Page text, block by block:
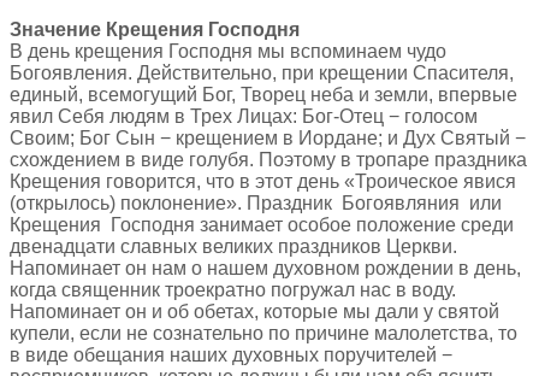
Значение Крещения Господня
В день крещения Господня мы вспоминаем чудо
Богоявления. Действительно, при крещении Спасителя,
единый, всемогущий Бог, Творец неба и земли, впервые
явил Себя людям в Трех Лицах: Бог-Отец − голосом
Своим; Бог Сын − крещением в Иордане; и Дух Святый −
схождением в виде голубя. Поэтому в тропаре праздника
Крещения говорится, что в этот день «Троическое явися
(открылось) поклонение». Праздник Богоявляния или
Крещения Господня занимает особое положение среди
двенадцати славных великих праздников Церкви.
Напоминает он нам о нашем духовном рождении в день,
когда священник троекратно погружал нас в воду.
Напоминает он и об обетах, которые мы дали у святой
купели, если не сознательно по причине малолетства, то
в виде обещания наших духовных поручителей −